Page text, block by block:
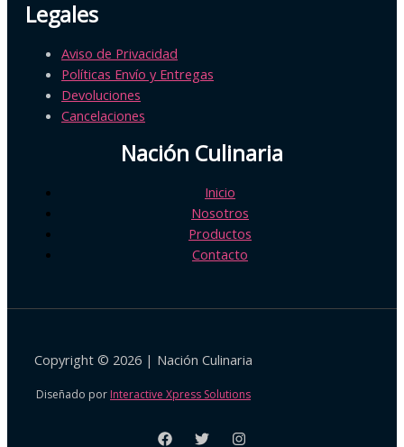
Legales
Aviso de Privacidad
Políticas Envío y Entregas
Devoluciones
Cancelaciones
Nación Culinaria
Inicio
Nosotros
Productos
Contacto
Copyright © 2026 | Nación Culinaria
Diseñado por Interactive Xpress Solutions